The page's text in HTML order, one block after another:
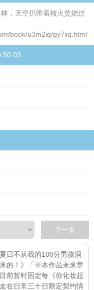
，天空仍带着核火焚烧过
book/u3m2iq/gy7iiq.html
下一页
夏日不从我的100分男孩洞
的！》「※本作品未来章
前暂时固定每 《你化妆起
在日常三十日限定契约情